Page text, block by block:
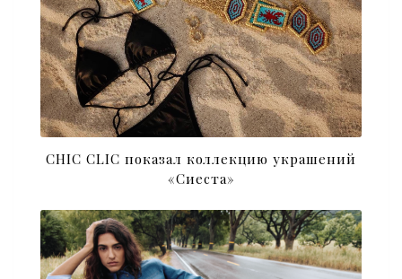
CHIC CLIC показал коллекцию украшений
«Сиеста»